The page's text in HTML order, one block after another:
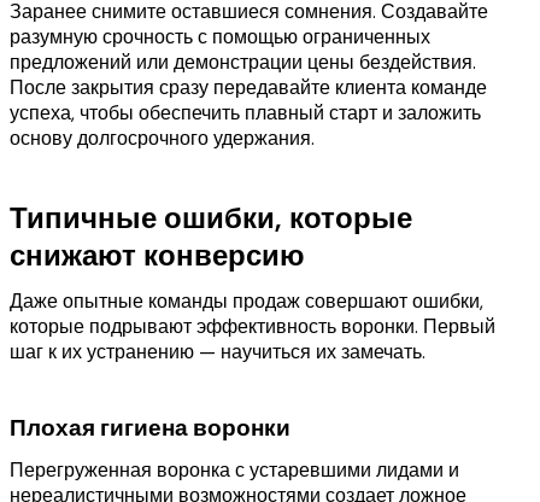
Заранее снимите оставшиеся сомнения. Создавайте
разумную срочность с помощью ограниченных
предложений или демонстрации цены бездействия.
После закрытия сразу передавайте клиента команде
успеха, чтобы обеспечить плавный старт и заложить
основу долгосрочного удержания.
Типичные ошибки, которые
снижают конверсию
Даже опытные команды продаж совершают ошибки,
которые подрывают эффективность воронки. Первый
шаг к их устранению — научиться их замечать.
Плохая гигиена воронки
Перегруженная воронка с устаревшими лидами и
нереалистичными возможностями создает ложное